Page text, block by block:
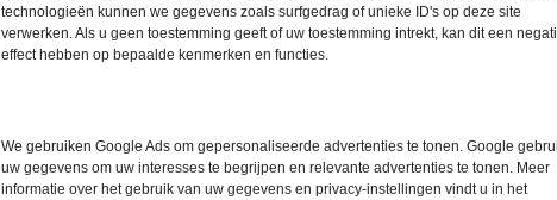
technologieën kunnen we gegevens zoals surfgedrag of unieke ID's op deze site
verwerken. Als u geen toestemming geeft of uw toestemming intrekt, kan dit een
effect hebben op bepaalde kenmerken en functies.
We gebruiken Google Ads om gepersonaliseerde advertenties te tonen. Google
uw gegevens om uw interesses te begrijpen en relevante advertenties te tonen. Meer
informatie over het gebruik van uw gegevens en privacy-instellingen vindt u in het